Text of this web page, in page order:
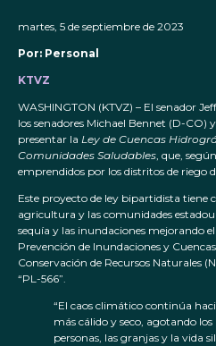
martes, 5 de septiembre de 2023
Por: Personal
KTVZ
WASHINGTON (KTVZ) – El senador
los senadores Michael Bennet (D-CO)
presentar la Ley de Cuencas
Comunidades Saludables, que,
emprendidos por los distritos de riego
Este proyecto de ley bipartidista tiene
agricultura y las comunidades
sequía y las inundaciones mejorando
Prevención de Inundaciones y
Conservación de Recursos Naturales
“PL-566”.
“El caos climático continúa
más cálido y seco, agotando
personas, las granjas y la vida